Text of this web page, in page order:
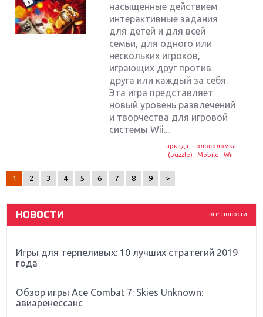
насыщенные действием
интерактивные задания
для детей и для всей
семьи, для одного или
нескольких игроков,
играющих друг против
друга или каждый за себя.
Эта игра представляет
новый уровень развлечений
и творчества для игровой
системы Wii....
аркада
головоломка
(puzzle)
Mobile Wii
1 2 3 4 5 6 7 8 9 >
все новости
НОВОСТИ
Крупнейшие релизы мая: Nintendo, Microsoft и
Новинки для Nintendo Switch: Labo, South Park и
Far Cry 5: хвалить нельзя ругать
Игры для терпеливых: 10 лучших стратегий 2019
года
Обзор игры Ace Combat 7: Skies Unknown:
авиаренессанс